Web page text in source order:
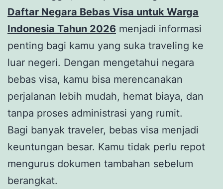
Daftar Negara Bebas Visa untuk Warga
Indonesia Tahun 2026 menjadi informasi
penting bagi kamu yang suka traveling ke
luar negeri. Dengan mengetahui negara
bebas visa, kamu bisa merencanakan
perjalanan lebih mudah, hemat biaya, dan
tanpa proses administrasi yang rumit.
Bagi banyak traveler, bebas visa menjadi
keuntungan besar. Kamu tidak perlu repot
mengurus dokumen tambahan sebelum
berangkat.